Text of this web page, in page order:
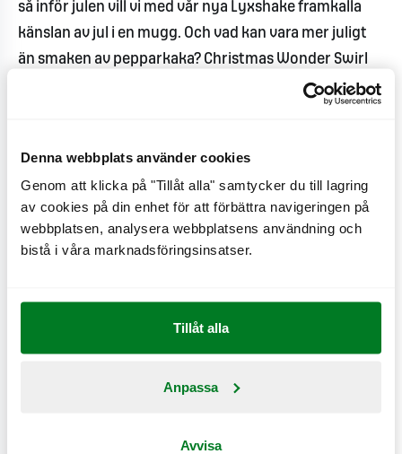
Denna webbplats använder cookies
Genom att klicka på "Tillåt alla" samtycker du till lagring
av cookies på din enhet för att förbättra navigeringen på
webbplatsen, analysera webbplatsens användning och
bistå i våra marknadsföringsinsatser.
Tillåt alla
Anpassa
Avvisa
så inför julen vill vi med vår nya Lyxshake framkalla
känslan av jul i en mugg. Och vad kan vara mer juligt
än smaken av pepparkaka? Christmas Wonder Swirl
serveras så länge lagret räcker, så det gäller att passa
säger Jussi Merimaa, produktutvecklare och kock på
MAX Burgers.
I somras lanserade MAX sommarsmakerna Salted
Caramel & Popcorn och Green Apple & Poppin’ Candy